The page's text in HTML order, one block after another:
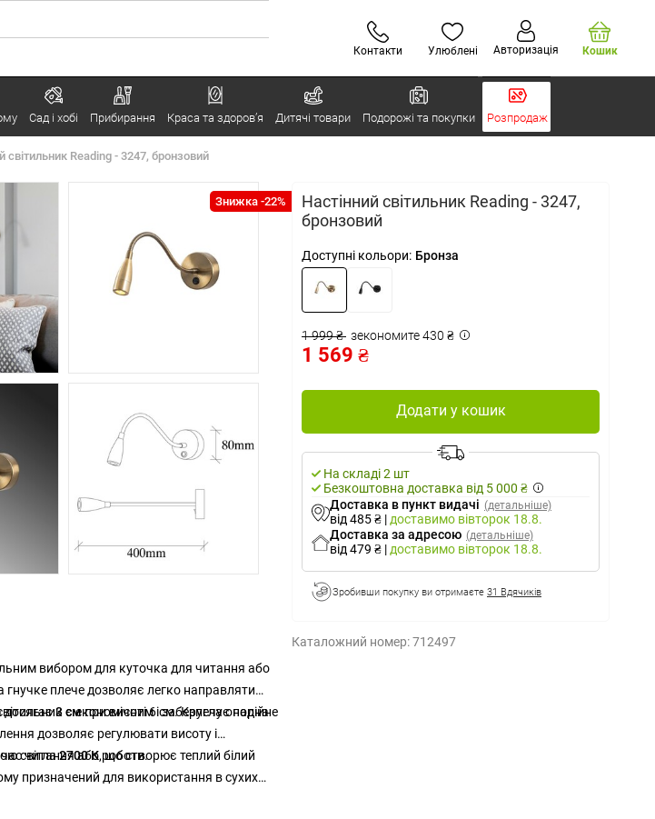
Контакти Улюблені Авторизація Кошик
Сад і хобі Прибирання Краса та здоров’я Дитячі товари Подорожі та покупки Розпродаж
світильник Reading - 3247, бронзовий
Знижка -22%
Настінний світильник Reading - 3247,
бронзовий
Доступні кольори: Бронза
1 999 ₴ зекономите 430 ₴
1 569 ₴
Додати у кошик
На складі 2 шт
Безкоштовна доставка від 5 000 ₴
Доставка в пункт видачі (детальніше)
від 485 ₴ | доставимо вівторок 18.8.
Доставка за адресою (детальніше)
від 479 ₴ | доставимо вівторок 18.8.
Зробивши покупку ви отримаєте 31 Вдячиків
Каталожний номер:712497
вибором для куточка для читання або
гнучке плече дозволяє легко направляти
є економічним і забезпечує надійне
досягає3 смпри висоті 6 см. Кругла опорна
дозволяє регулювати висоту і
читання або роботи.
світла2700 К, що створює теплий білий
призначений для використання в сухих